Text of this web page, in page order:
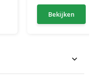
Bekijken